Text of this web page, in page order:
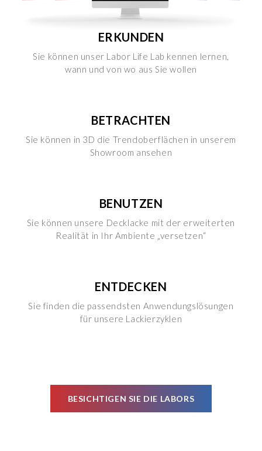
cookie e le terze parti che installano i cookie tramite il
presente sito. Puoi gestire in maniera del tutto autonoma i
cookie tramite la sezione "Cookie Policy - Impostazioni
tipologie di Cookie attive sul nostro sito.
ERKUNDEN
Sie können unser Labor Life Lab kennen lernen,
wann und von wo aus Sie wollen
BETRACHTEN
Sie können in 3D die Trendoberflächen in unserem
Showroom ansehen
BENUTZEN
Sie können unsere Decklacke mit der erweiterten
Realität in Ihr Ambiente „versetzen“
ENTDECKEN
Sie finden die passendsten Anwendungslösungen
für unsere Lackierzyklen
BESICHTIGEN SIE DIE LABORS